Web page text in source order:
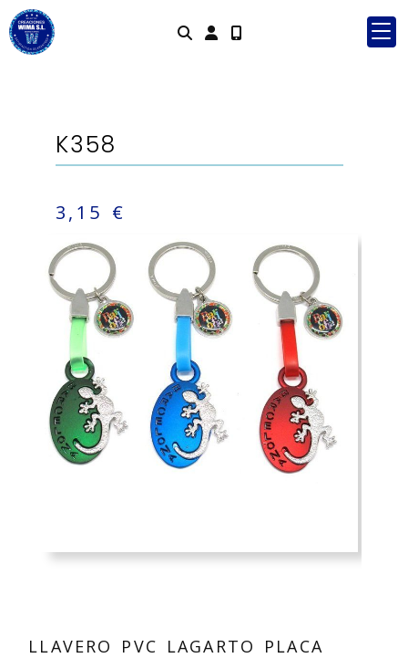
Identifícat
K358
3,15 €
LLAVERO PVC LAGARTO PLACA